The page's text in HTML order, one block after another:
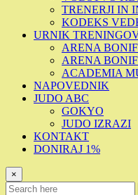
TRENERJI IN
KODEKS
URNIK
ARENA
ARENA
ACADEMIA
NAPOVEDNIK
JUDO ABC
GOKYO
JUDO IZRAZI
KONTAKT
DONIRAJ 1%
×